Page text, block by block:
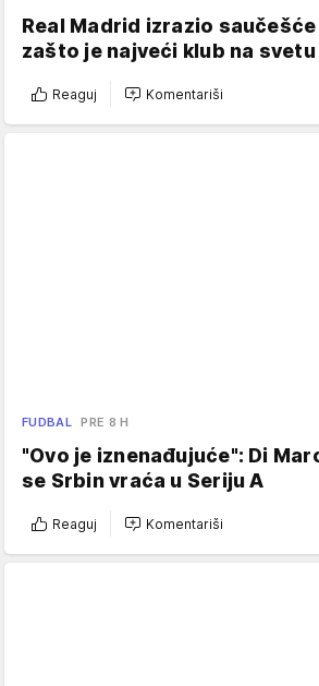
Real Madrid izrazio saučešće
zašto je najveći klub na svetu
Reaguj Komentariši
FUDBAL PRE 8 H
"Ovo je iznenađujuće": Di
se Srbin vraća u Seriju A
Reaguj Komentariši